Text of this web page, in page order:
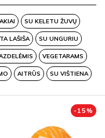
SU KELETU ŽUVŲ
LAŠIŠA SU UNGURIU
VEGETARAMS
AITRŪS SU VIŠTIENA
- 15%